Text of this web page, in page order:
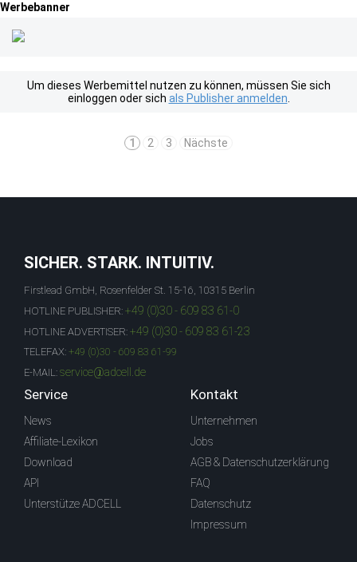
Werbebanner
Um dieses Werbemittel nutzen zu können, müssen Sie sich
einloggen oder sich als Publisher anmelden
1 2 3 Nächste
SICHER. STARK. INTUITIV.
Firstlead GmbH, Rosenfelder St. 15-16, 10315 Berlin
HOTLINE PUBLISHER: +49 (0)30 - 609 83 61-0
HOTLINE ADVERTISER: +49 (0)30 - 609 83 61-23
TELEFAX: +49 (0)30 - 609 83 61-99
E-MAIL: service@adcell.de
Service
News
Affiliate-Lexikon
Download
API
Unterstütze ADCELL
Kontakt
Unternehmen
Jobs
AGB & Datenschutzerklärung
FAQ
Datenschutz
Impressum